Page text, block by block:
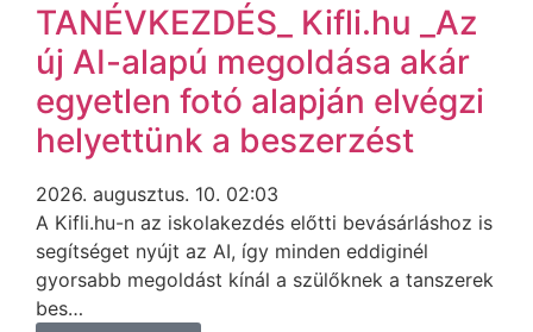
TANÉVKEZDÉS_ Kifli.hu _Az
új AI-alapú megoldása akár
egyetlen fotó alapján elvégzi
helyettünk a beszerzést
2026. augusztus. 10. 02:03
A Kifli.hu-n az iskolakezdés előtti bevásárláshoz is
segítséget nyújt az AI, így minden eddiginél
gyorsabb megoldást kínál a szülőknek a tanszerek
bes…